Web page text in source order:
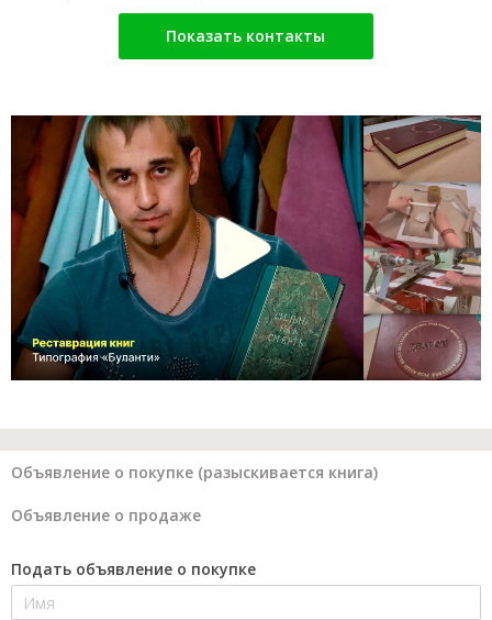
Показать контакты
Объявление о покупке (разыскивается книга)
Объявление о продаже
Подать объявление о покупке